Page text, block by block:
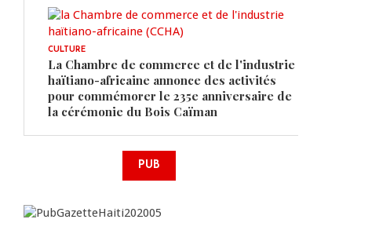
CULTURE
La Chambre de commerce et de l'industrie
haïtiano-africaine annonce des activités
pour commémorer le 235e anniversaire de
la cérémonie du Bois Caïman
PUB